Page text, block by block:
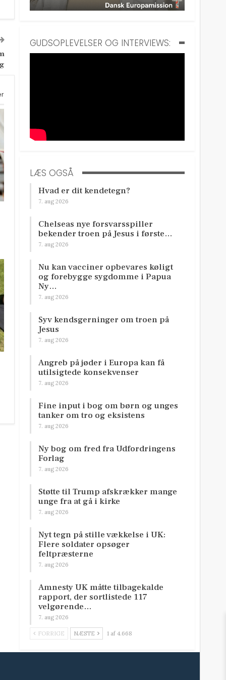
GUDSOPLEVELSER OG INTERVIEWS:
LÆS OGSÅ
Hvad er dit kendetegn?
7. aug 2026
Chelseas nye forsvarsspiller
bekender troen på Jesus i første…
7. aug 2026
Nu kan vacciner opbevares køligt
og forebygge sygdomme i Papua
Ny…
7. aug 2026
Syv kendsgerninger om troen på
Jesus
7. aug 2026
Angreb på jøder i Europa kan få
utilsigtede konsekvenser
7. aug 2026
Fine input i bog om børn og unges
tanker om tro og eksistens
7. aug 2026
Ny bog om fred fra Udfordringens
Forlag
7. aug 2026
Støtte til Trump afskrækker mange
unge fra at gå i kirke
7. aug 2026
Nyt tegn på stille vækkelse i UK:
Flere soldater opsøger
feltpræsterne
7. aug 2026
Amnesty UK måtte tilbagekalde
rapport, der sortlistede 117
velgørende…
7. aug 2026
FORRIGE NÆSTE 1 af 4.668